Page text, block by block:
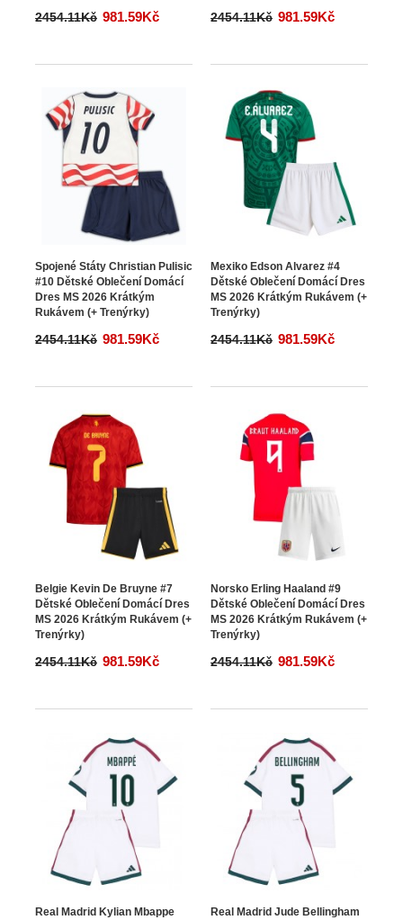
2454.11Kč 981.59Kč 2454.11Kč 981.59Kč
Spojené Státy Christian Pulisic
#10 Dětské Oblečení Domácí
Dres MS 2026 Krátkým
Rukávem (+ Trenýrky)
2454.11Kč 981.59Kč
Mexiko Edson Alvarez #4
Dětské Oblečení Domácí Dres
MS 2026 Krátkým Rukávem (+
Trenýrky)
2454.11Kč 981.59Kč
Belgie Kevin De Bruyne #7
Dětské Oblečení Domácí Dres
MS 2026 Krátkým Rukávem (+
Trenýrky)
2454.11Kč 981.59Kč
Norsko Erling Haaland #9
Dětské Oblečení Domácí Dres
MS 2026 Krátkým Rukávem (+
Trenýrky)
2454.11Kč 981.59Kč
Real Madrid Kylian Mbappe
Real Madrid Jude Bellingham